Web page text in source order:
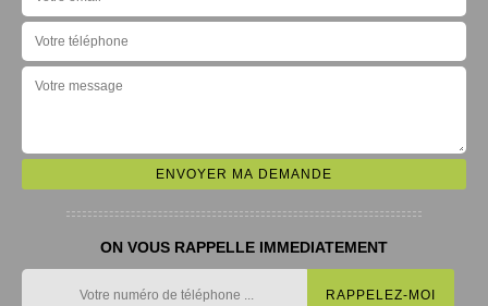
ON VOUS RAPPELLE IMMEDIATEMENT